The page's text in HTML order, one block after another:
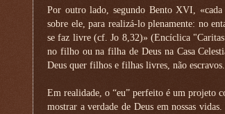
Por outro lado, segundo Bento XVI,
sobre ele, para realizá-lo plenamente: no
se faz livre (cf. Jo 8,32)» (Encíclica
no filho ou na filha de Deus na Casa
Deus quer filhos e filhas livres, não escravos.
Em realidade, o “eu” perfeito é um projeto
mostrar a verdade de Deus em nossas